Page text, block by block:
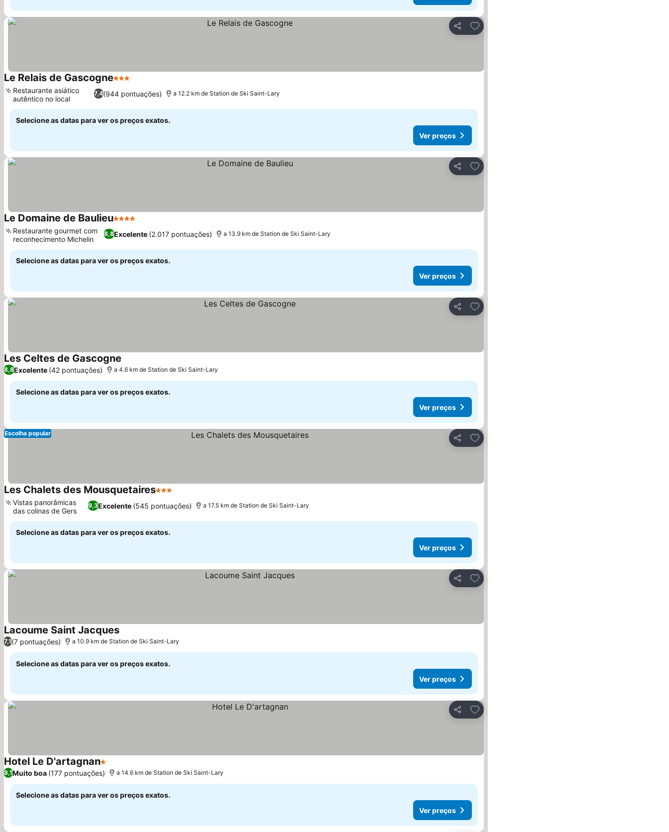
Partilhar
Adicionar aos favoritos
Le Relais de Gascogne3 Estrelas
7,4(944 pontuações)
Restaurante asiático
autêntico no local
a 12.2 km de Station de Ski Saint-Lary
Selecione as datas para ver os preços exatos.
Ver preços
Partilhar
Adicionar aos favoritos
Le Domaine de Baulieu4 Estrelas
8,8Excelente (2.017 pontuações)
Restaurante gourmet com
reconhecimento Michelin
a 13.9 km de Station de Ski Saint-Lary
Selecione as datas para ver os preços exatos.
Ver preços
Partilhar
Adicionar aos favoritos
Les Celtes de Gascogne
8,8Excelente (42 pontuações) a 4.6 km de Station de Ski Saint-Lary
Selecione as datas para ver os preços exatos.
Ver preços
Partilhar
Adicionar aos favoritos
Escolha popular
Les Chalets des Mousquetaires3 Estrelas
9,3Excelente (545 pontuações)
Vistas panorâmicas
das colinas de Gers
a 17.5 km de Station de Ski Saint-Lary
Selecione as datas para ver os preços exatos.
Ver preços
Partilhar
Adicionar aos favoritos
Lacoume Saint Jacques
7,1(7 pontuações) a 10.9 km de Station de Ski Saint-Lary
Selecione as datas para ver os preços exatos.
Ver preços
Partilhar
Adicionar aos favoritos
Hotel Le D'artagnan1 Estrelas
8,1Muito boa (177 pontuações) a 14.6 km de Station de Ski Saint-Lary
Selecione as datas para ver os preços exatos.
Ver preços